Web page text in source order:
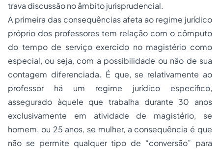
trava discussão no âmbito jurisprudencial.
A primeira das consequências afeta ao regime jurídico
próprio dos professores tem relação com o cômputo
do tempo de serviço exercido no magistério como
especial, ou seja, com a possibilidade ou não de sua
contagem diferenciada. É que, se relativamente ao
professor há um regime jurídico específico,
assegurado àquele que trabalha durante 30 anos
exclusivamente em atividade de magistério, se
homem, ou 25 anos, se mulher, a consequência é que
não se permite qualquer tipo de “conversão” para